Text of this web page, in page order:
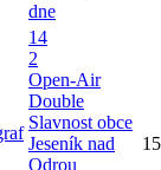
dne
14
2
Open-Air
Double
Slavnost obce
Jeseník nad
Odrou
15